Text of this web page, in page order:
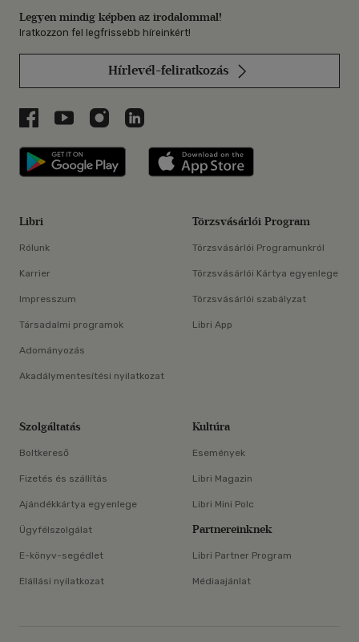
Legyen mindig képben az irodalommal!
Iratkozzon fel legfrissebb híreinkért!
Hírlevél-feliratkozás
Libri a Facebookon
Libri a Youtube-on
Libri az Instagramon
Libri a LinkedInen
Libri applikáció Szerezd meg: Google
Libri
Rólunk
Karrier
Impresszum
Társadalmi programok
Adományozás
Akadálymentesítési nyilatkozat
Törzsvásárlói Program
Törzsvásárlói Programunkról
Törzsvásárlói Kártya egyenlege
Törzsvásárlói szabályzat
Libri App
Szolgáltatás
Boltkereső
Fizetés és szállítás
Ajándékkártya egyenlege
Ügyfélszolgálat
E-könyv-segédlet
Elállási nyilatkozat
Kultúra
Események
Libri Magazin
Libri Mini Polc
Partnereinknek
Libri Partner Program
Médiaajánlat